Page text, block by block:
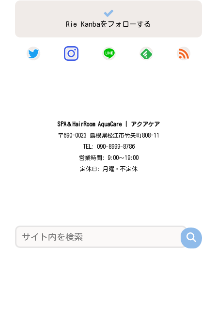
Rie Kanbaをフォローする
SPA＆HairRoom AquaCare | アクアケア
〒690-0023 島根県松江市竹矢町808-11
TEL: 090-8999-8786
営業時間: 9:00〜19:00
定休日: 月曜・不定休